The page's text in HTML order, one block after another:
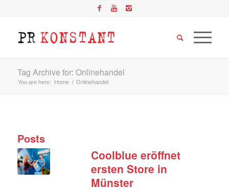
Tag Archive for: Onlinehandel
You are here: Home / Onlinehandel
Posts
Coolblue eröffnet
ersten Store in
Münster